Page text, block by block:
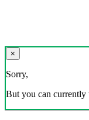
×
Sorry,
But you can currently